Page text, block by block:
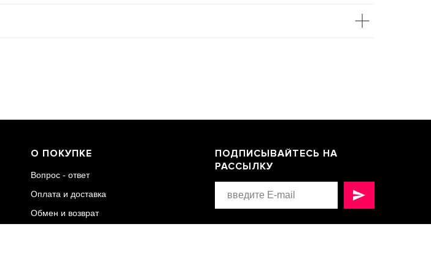
О ПОКУПКЕ
Вопрос - ответ
Оплата и доставка
Обмен и возврат
ПОДПИСЫВАЙТЕСЬ НА
РАССЫЛКУ